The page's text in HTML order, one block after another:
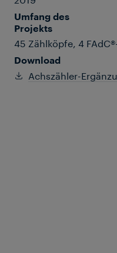
Umfang des
Projekts
45 Zählköpfe, 4
Download
Achszähler-